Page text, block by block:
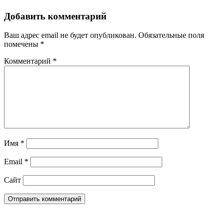
Добавить комментарий
Ваш адрес email не будет опубликован. Обязательные поля
помечены *
Комментарий *
Имя *
Email *
Сайт